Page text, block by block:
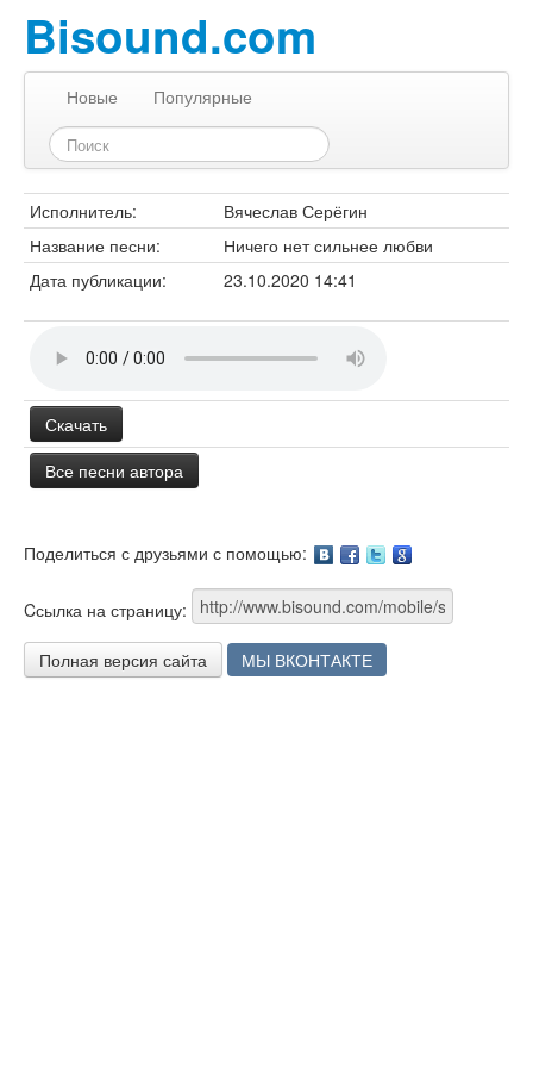
Bisound.com
Новые Популярные
Исполнитель:
Вячеслав Серёгин
Название песни:
Ничего нет сильнее любви
Дата публикации:
23.10.2020 14:41
Скачать
Все песни автора
Поделиться с друзьями с помощью:
Cсылка на страницу:
Полная версия сайта МЫ ВКОНТАКТЕ